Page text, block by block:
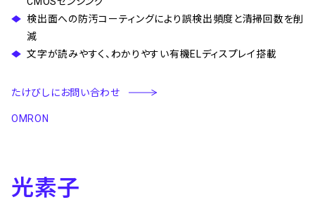
検出面への防汚コーティングにより誤検出頻度と清掃回数を削
減
文字が読みやすく、わかりやすい有機ELディスプレイ搭載
たけびしにお問い合わせ
OMRON
光素子